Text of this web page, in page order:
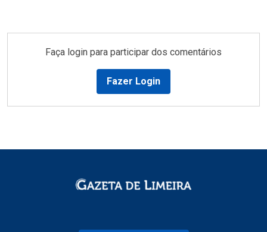
Faça login para participar dos comentários
Fazer Login